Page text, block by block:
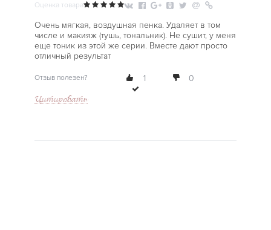
Оценка товара
Очень мягкая, воздушная пенка. Удаляет в том
числе и макияж (тушь, тональник). Не сушит, у меня
еще тоник из этой же серии. Вместе дают просто
отличный результат
Отзыв полезен? 1 0
Цитировать